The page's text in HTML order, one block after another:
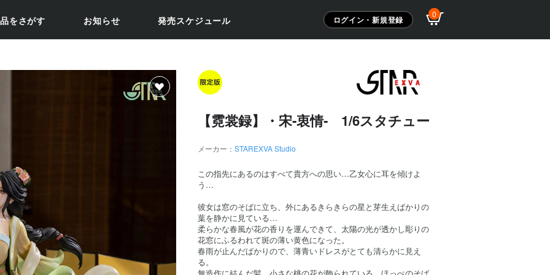
をさがす お知らせ 発売スケジュール ログイン・新規登録
0
【霓裳録】・宋‐衷情‐ 1/6スタチュー
メーカー：STAREXVA Studio
この指先にあるのはすべて貴方への思い…乙女心に耳を傾けよ
う…
彼女は窓のそばに立ち、外にあるきらきらの星と芽生えばかりの
葉を静かに見ている…
柔らかな春風が花の香りを運んできて、太陽の光が透かし彫りの
花窓にふるわれて斑の薄い黄色になった。
春雨が止んだばかりので、薄青いドレスがとても清らかに見え
る。